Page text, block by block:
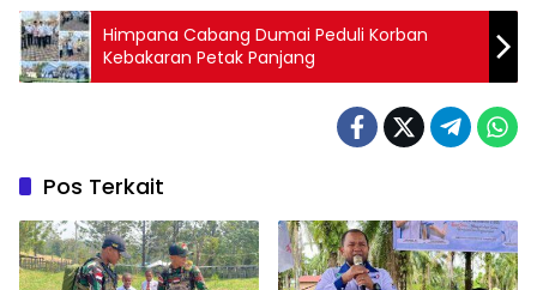
Himpana Cabang Dumai Peduli Korban
Kebakaran Petak Panjang
Pos Terkait